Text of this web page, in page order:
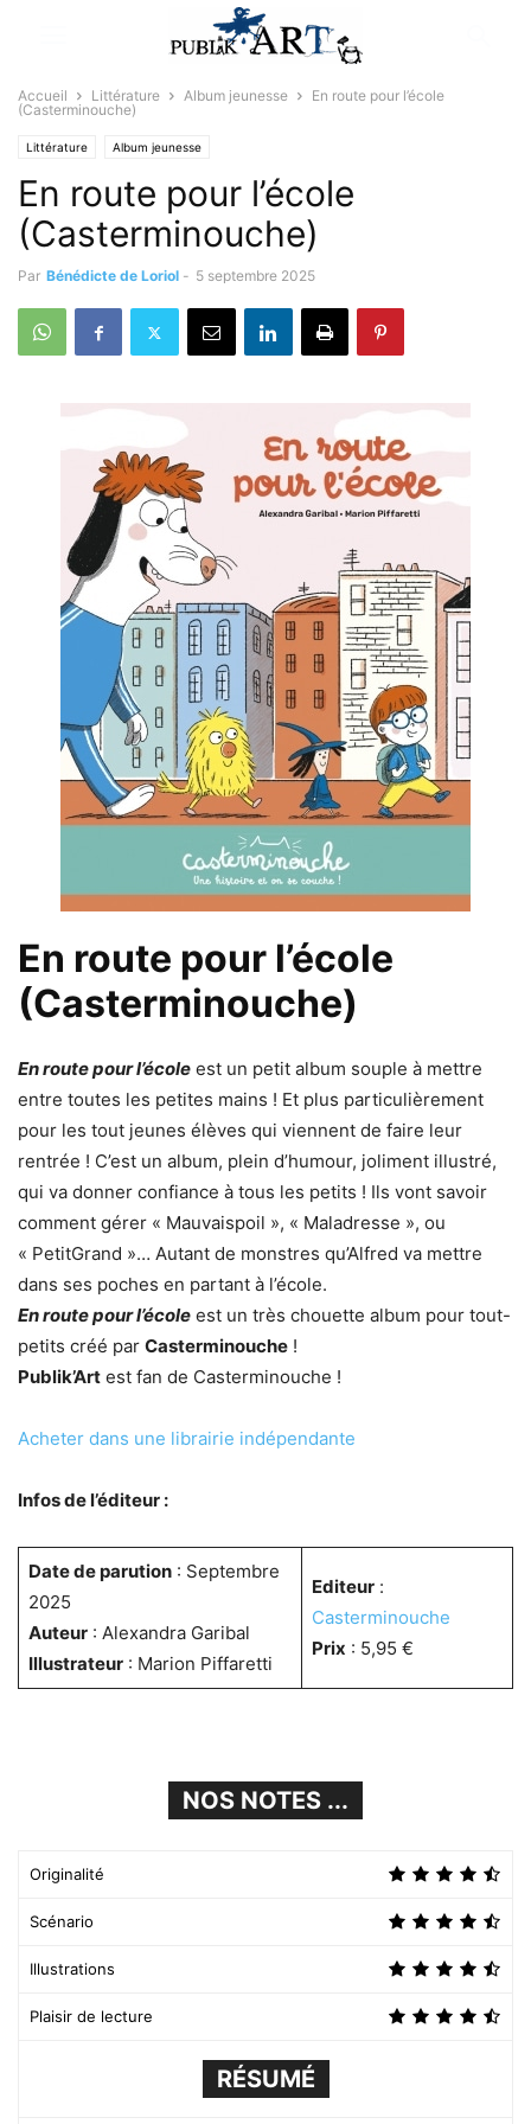
Accueil Littérature Album jeunesse
En route pour l’école
(Casterminouche)
Littérature Album jeunesse
En route pour l’école
(Casterminouche)
Par Bénédicte de Loriol - 5 septembre 2025
En route pour l’école
(Casterminouche)
En route pour l’école est un petit album souple à mettre
entre toutes les petites mains ! Et plus particulièrement
pour les tout jeunes élèves qui viennent de faire leur
rentrée ! C’est un album, plein d’humour, joliment illustré,
qui va donner confiance à tous les petits ! Ils vont savoir
comment gérer « Mauvaispoil », « Maladresse », ou
« PetitGrand »… Autant de monstres qu’Alfred va mettre
dans ses poches en partant à l’école.
En route pour l’école est un très chouette album pour tout-
petits créé par Casterminouche !
Publik’Art est fan de Casterminouche !
Acheter dans une librairie indépendante
Infos de l’éditeur :
Date de parution: Septembre
2025
Auteur: Alexandra Garibal
Illustrateur: Marion Piffaretti
Editeur:
Casterminouche
Prix : 5,95 €
NOS NOTES ...
Originalité
Scénario
Illustrations
Plaisir de lecture
RÉSUMÉ